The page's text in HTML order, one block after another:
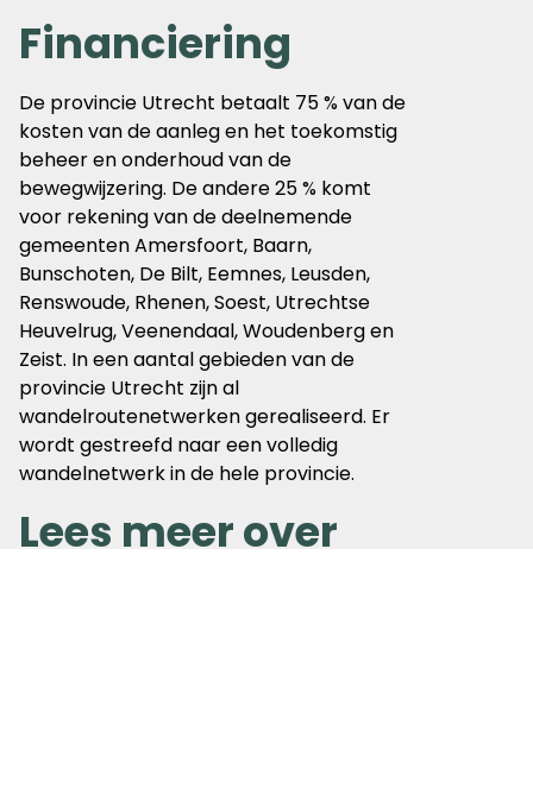
Financiering
De provincie Utrecht betaalt 75 % van de
kosten van de aanleg en het toekomstig
beheer en onderhoud van de
bewegwijzering. De andere 25 % komt
voor rekening van de deelnemende
gemeenten Amersfoort, Baarn,
Bunschoten, De Bilt, Eemnes, Leusden,
Renswoude, Rhenen, Soest, Utrechtse
Heuvelrug, Veenendaal, Woudenberg en
Zeist. In een aantal gebieden van de
provincie Utrecht zijn al
wandelroutenetwerken gerealiseerd. Er
wordt gestreefd naar een volledig
wandelnetwerk in de hele provincie.
Lees meer over